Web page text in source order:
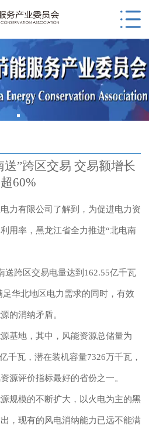
”跨区交易 交易额增长
超60%
有限公司了解到，为促进电力资
用率，黑龙江省全力推进“北电南
跨区交易电量达到162.55亿千瓦
华北地区电力需求的同时，有效
的消纳矛盾。
地，其中，风能资源总储量为
千瓦，潜在装机容量7326万千瓦，
源评价指标最好的省份之一。
模的不断扩大，以火电为主的黑
，现有的风电消纳能力已远不能满